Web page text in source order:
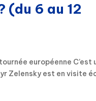
(du 6 au 12
européenne C’est
Zelensky est en visite